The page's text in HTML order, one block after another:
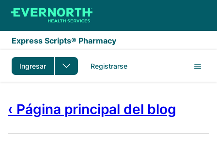
Saltar al contenido principal
Express Scripts® Pharmacy
Ingresar Registrarse
‹ Página principal del blog